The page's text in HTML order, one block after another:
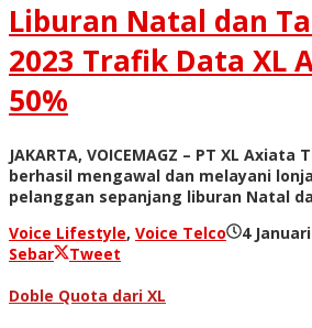
Liburan Natal dan
2023 Trafik Data XL
50%
JAKARTA, VOICEMAGZ – PT XL Axiata
berhasil mengawal dan melayani
pelanggan sepanjang liburan Natal
Voice Lifestyle, Voice Telco 4
Sebar
Tweet
Doble Quota dari XL